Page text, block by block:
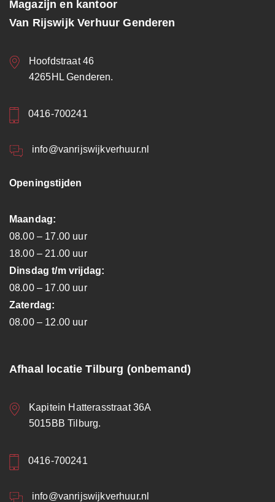
Magazijn en kantoor
Van Rijswijk Verhuur Genderen
Hoofdstraat 46
4265HL Genderen.
0416-700241
info@vanrijswijkverhuur.nl
Openingstijden
Maandag:
08.00 – 17.00 uur
18.00 – 21.00 uur
Dinsdag t/m vrijdag:
08.00 – 17.00 uur
Zaterdag:
08.00 – 12.00 uur
Afhaal locatie Tilburg (onbemand)
Kapitein Hatterasstraat 36A
5015BB Tilburg.
0416-700241
info@vanrijswijkverhuur.nl